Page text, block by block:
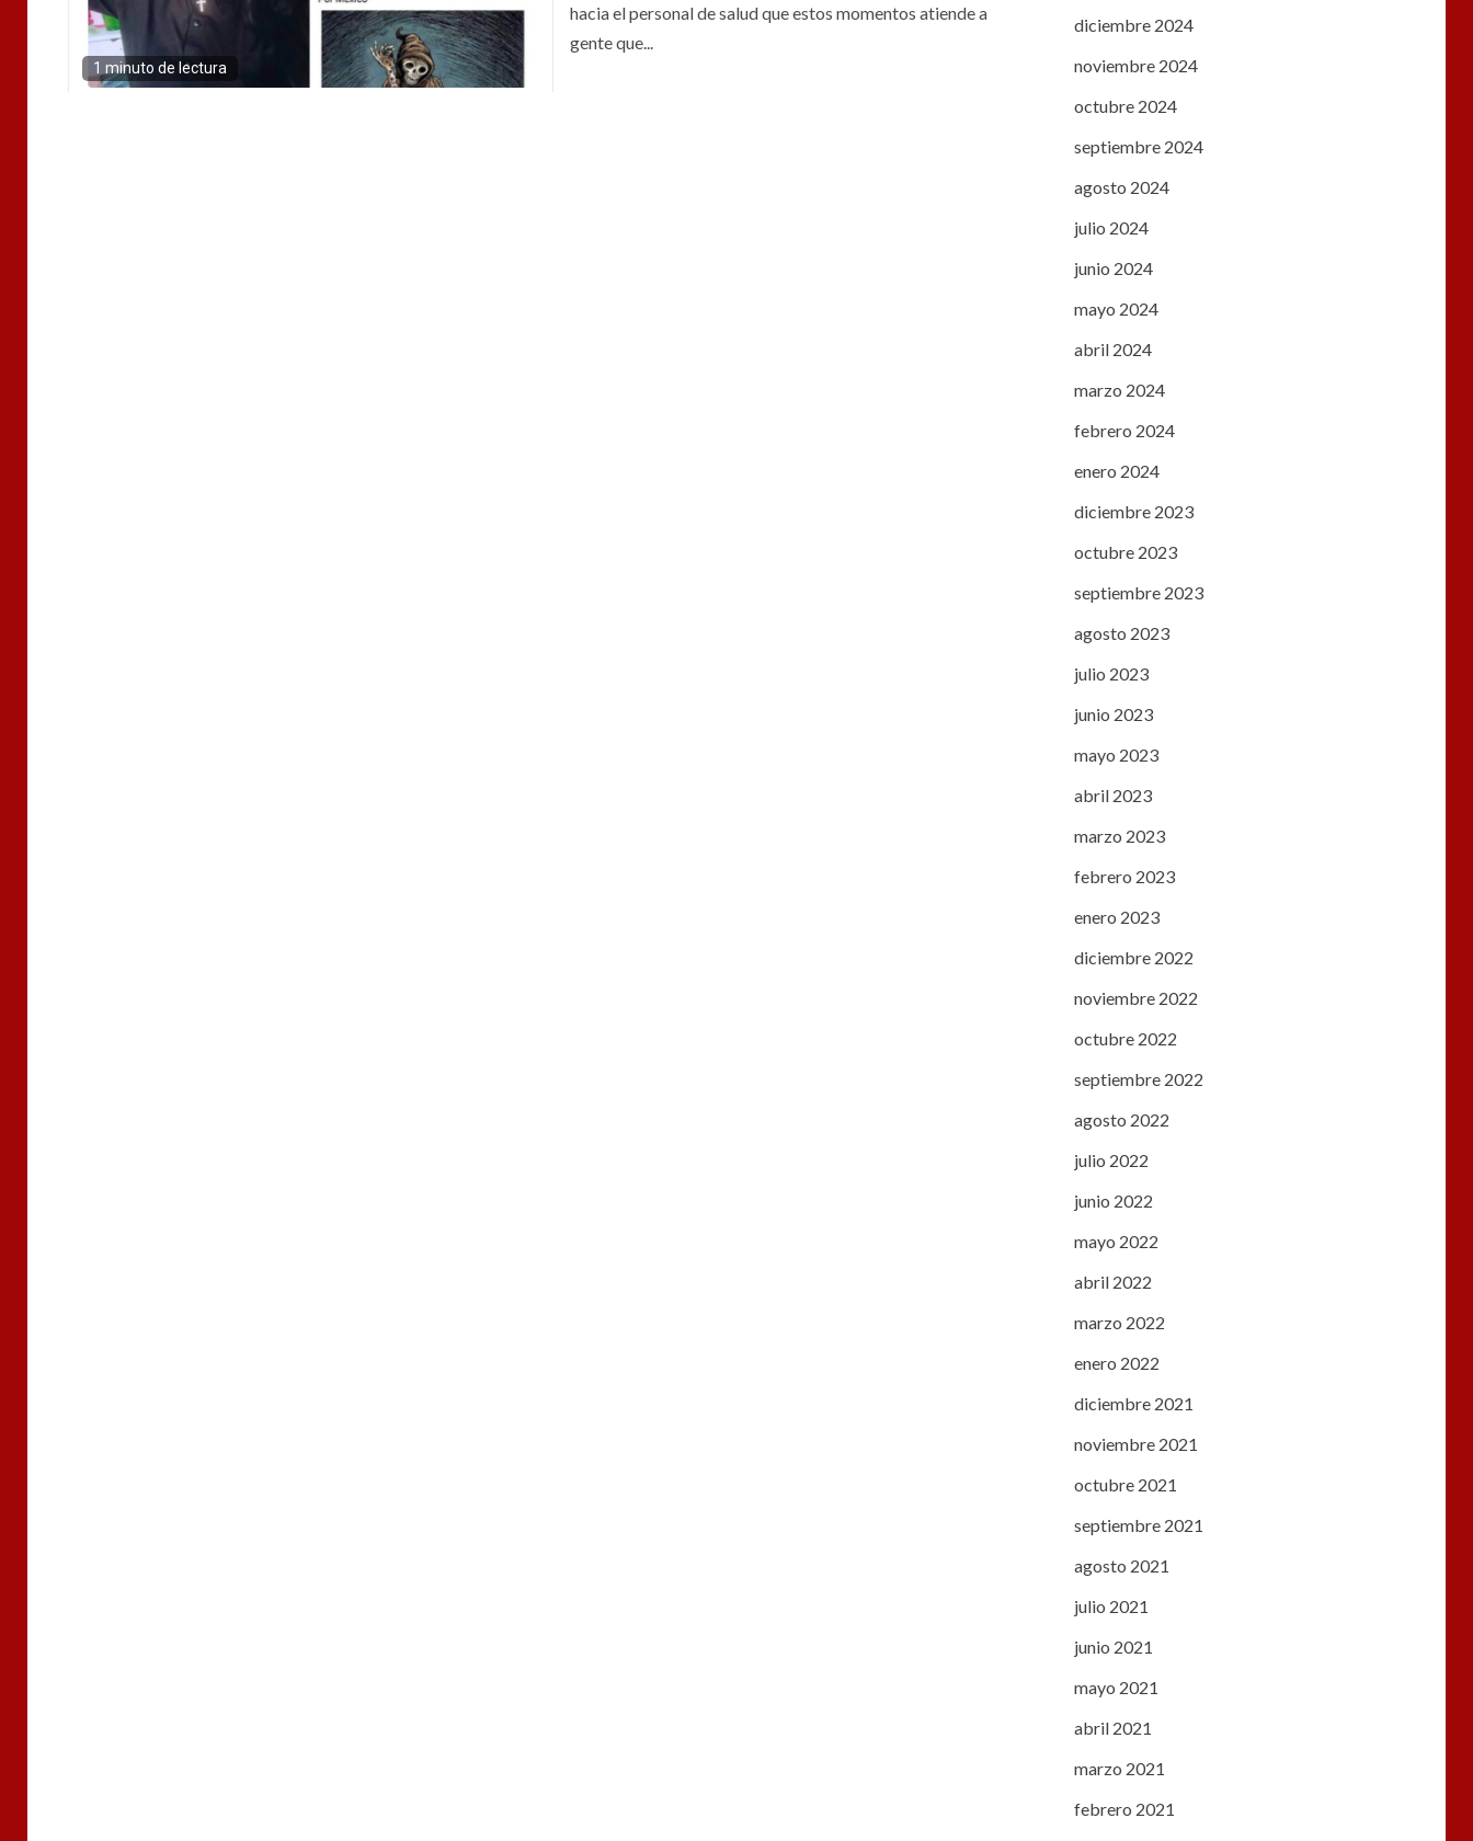
1 minuto de lectura
hacia el personal de salud que estos momentos atiende a
gente que...
diciembre 2024
noviembre 2024
octubre 2024
septiembre 2024
agosto 2024
julio 2024
junio 2024
mayo 2024
abril 2024
marzo 2024
febrero 2024
enero 2024
diciembre 2023
octubre 2023
septiembre 2023
agosto 2023
julio 2023
junio 2023
mayo 2023
abril 2023
marzo 2023
febrero 2023
enero 2023
diciembre 2022
noviembre 2022
octubre 2022
septiembre 2022
agosto 2022
julio 2022
junio 2022
mayo 2022
abril 2022
marzo 2022
enero 2022
diciembre 2021
noviembre 2021
octubre 2021
septiembre 2021
agosto 2021
julio 2021
junio 2021
mayo 2021
abril 2021
marzo 2021
febrero 2021